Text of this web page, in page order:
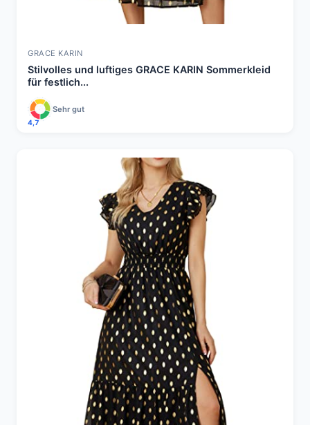
GRACE KARIN
Stilvolles und luftiges GRACE KARIN Sommerkleid
für festlich...
4,7
Sehr gut